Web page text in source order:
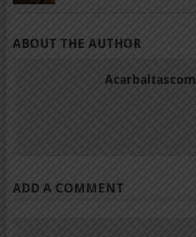
ABOUT THE AUTHOR
Acarbaltascom
ADD A COMMENT